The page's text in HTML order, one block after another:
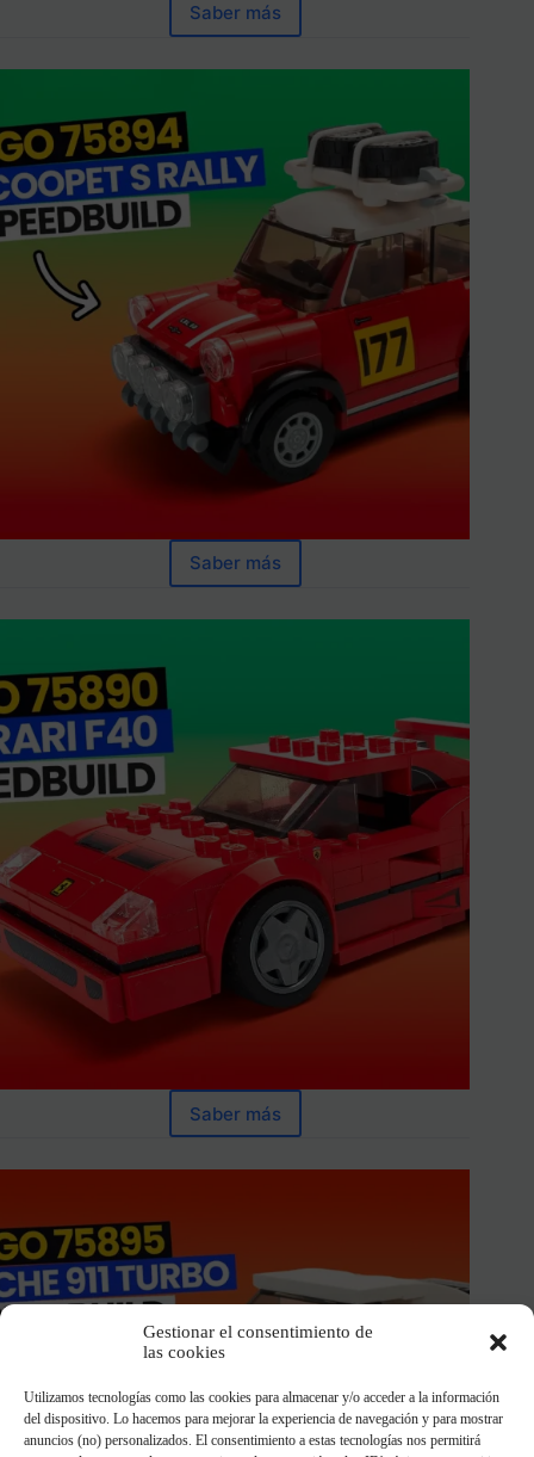
Gestionar el consentimiento de
las cookies
Utilizamos tecnologías como las cookies para almacenar y/o acceder a la información
del dispositivo. Lo hacemos para mejorar la experiencia de navegación y para mostrar
anuncios (no) personalizados. El consentimiento a estas tecnologías nos permitirá
Saber más
Saber más
Saber más